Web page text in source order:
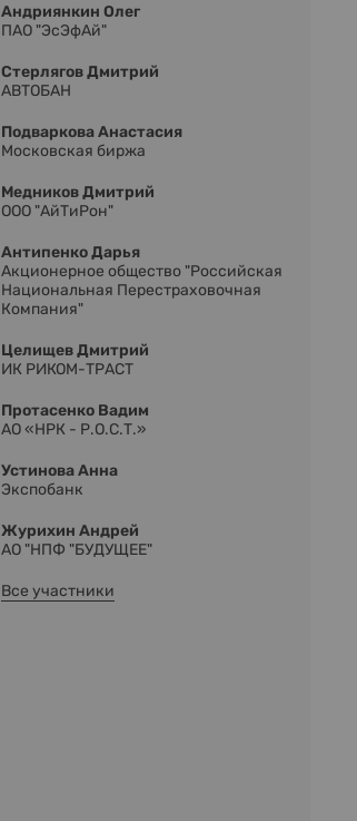
Андриянкин Олег
ПАО "ЭсЭфАй"
Стерлягов Дмитрий
АВТОБАН
Подваркова Анастасия
Московская биржа
Медников Дмитрий
ООО "АйТиРон"
Антипенко Дарья
Акционерное общество "Российская
Национальная Перестраховочная
Компания"
Целищев Дмитрий
ИК РИКОМ-ТРАСТ
Протасенко Вадим
АО «НРК - Р.О.С.Т.»
Устинова Анна
Экспобанк
Журихин Андрей
АО "НПФ "БУДУЩЕЕ"
Все участники